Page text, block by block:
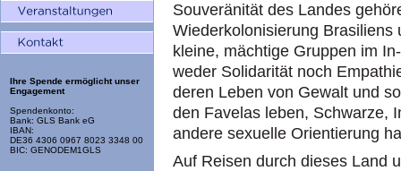
Ihre Spende ermöglicht unser
Engagement
Spendenkonto:
Bank: GLS Bank eG
IBAN:
DE36 4306 0967 8023 3348 00
BIC: GENODEM1GLS
Souveränität des Landes
Wiederkolonisierung
kleine, mächtige Gruppen im
weder Solidarität noch
deren Leben von Gewalt und
den Favelas leben, Schwarze,
andere sexuelle Orientierung
Auf Reisen durch dieses Land